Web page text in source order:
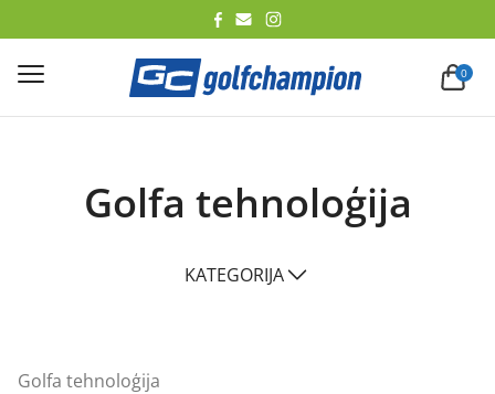
0
Golfa tehnoloģija
KATEGORIJA
Golfa tehnoloģija